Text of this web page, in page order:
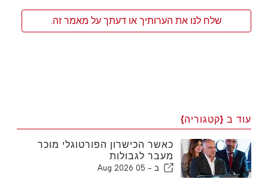
שלח לנו את הערותיך או דעתך על מאמר זה.
עוד ב {קטגוריה}
כאשר הכישרון הפורטוגלי מוכר
מעבר לגבולות
ב - 05 Aug 2026